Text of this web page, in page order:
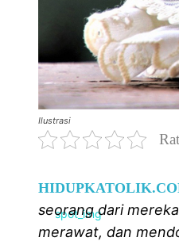
Ilustrasi
seorang dari
merawat, dan